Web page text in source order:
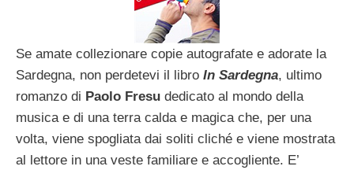
Se amate collezionare copie autografate e adorate la
Sardegna, non perdetevi il libro In Sardegna, ultimo
romanzo di Paolo Fresu dedicato al mondo della
musica e di una terra calda e magica che, per una
volta, viene spogliata dai soliti cliché e viene mostrata
al lettore in una veste familiare e accogliente. E’